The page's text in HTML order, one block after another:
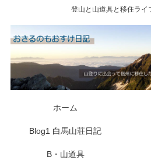
登山と山道具と移住ライ
ホーム
Blog1 白馬山荘日記
B・山道具